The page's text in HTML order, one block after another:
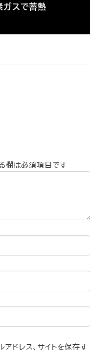
ガスで蓄熱
欄は必須項目です
ドレス、サイトを保存す